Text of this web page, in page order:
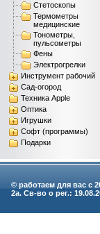
Стетоскопы
Термометры
медицинские
Тонометры,
пульсометры
Фены
Электрогрелки
Инструмент рабочий
Сад-огород
Техника Apple
Оптика
Игрушки
Софт (программы)
Подарки
© работаем для вас с
2а. Св-во о рег.: